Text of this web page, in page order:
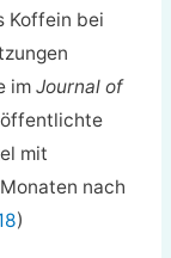
Koffein bei
im Journal of
mit
nach
)